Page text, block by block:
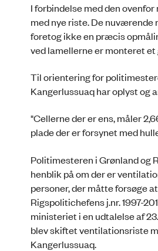
I forbindelse med den
med nye riste. De nuværende
foretog ikke en præcis
ved lamellerne er monteret
Til orientering for
Kangerlussuaq har oplyst og
"Cellerne der er ens, måler
plade der er forsynet med
Politimesteren i Grønland og
henblik på om der er
personer, der måtte forsøge
Rigspolitichefens j.nr. 1997-
ministeriet i en udtalelse af
blev skiftet ventilationsriste
Kangerlussuaq.